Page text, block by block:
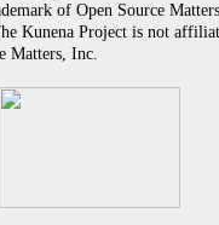
of Open Source
Kunena Project is not
Matters, Inc.